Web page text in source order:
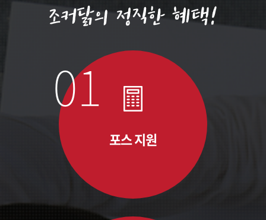
조커닭의 정직한 혜택!
포스 지원